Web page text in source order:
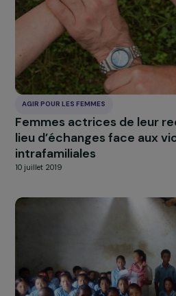
AGIR POUR LES FEMMES
Pour la réinsertion
femmes victimes de